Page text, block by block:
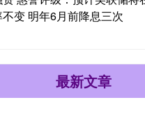
变 明年6月前降息三次
最新文章